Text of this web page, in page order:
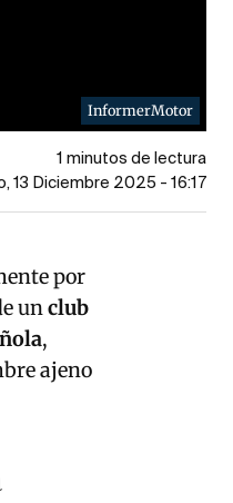
InformerMotor
1 minutos de lectura
13 Diciembre 2025 - 16:17
por
unclub
,
ajeno